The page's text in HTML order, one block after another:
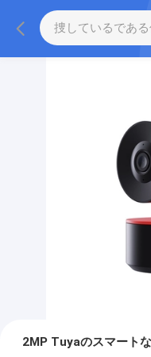
2MP Tuyaのスマート